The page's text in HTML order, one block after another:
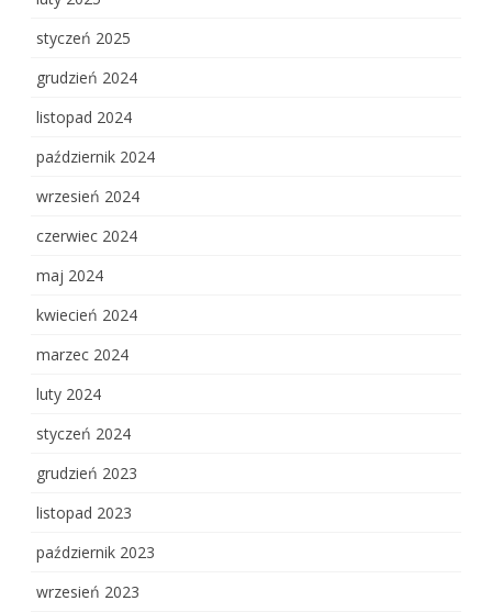
styczeń 2025
grudzień 2024
listopad 2024
październik 2024
wrzesień 2024
czerwiec 2024
maj 2024
kwiecień 2024
marzec 2024
luty 2024
styczeń 2024
grudzień 2023
listopad 2023
październik 2023
wrzesień 2023